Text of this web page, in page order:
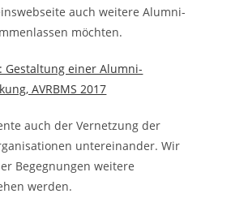
auch weitere Alumni-
möchten.
Gestaltung einer Alumni-
AVRBMS 2017
auch der Vernetzung der
untereinander. Wir
Begegnungen weitere
werden.